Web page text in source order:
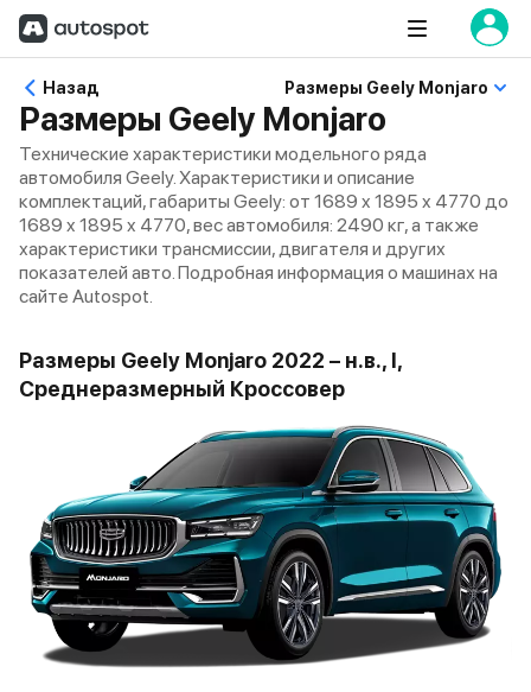
Назад Размеры Geely Monjaro
Размеры Geely Monjaro
Технические характеристики модельного ряда
автомобиля Geely. Характеристики и описание
комплектаций, габариты Geely: от 1689 x 1895 x 4770 до
1689 x 1895 x 4770, вес автомобиля: 2490 кг, а также
характеристики трансмиссии, двигателя и других
показателей авто. Подробная информация о машинах на
сайте Autospot.
Размеры Geely Monjaro 2022 – н.в., I,
Среднеразмерный Кроссовер